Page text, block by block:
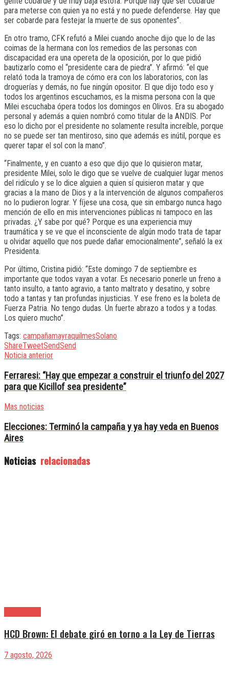
para meterse con quien ya no está y no puede defenderse. Hay que
ser cobarde para festejar la muerte de sus oponentes”.
En otro tramo, CFK refutó a Milei cuando anoche dijo que lo de las
coimas de la hermana con los remedios de las personas con
discapacidad era una opereta de la oposición, por lo que pidió
bautizarlo como el “presidente cara de piedra”. Y afirmó: “el que
relató toda la tramoya de cómo era con los laboratorios, con las
droguerías y demás, no fue ningún opositor. El que dijo todo eso y
todos los argentinos escuchamos, es la misma persona con la que
Milei escuchaba ópera todos los domingos en Olivos. Era su abogado
personal y además a quien nombró como titular de la ANDIS. Por
eso lo dicho por el presidente no solamente resulta increíble, porque
no se puede ser tan mentiroso, sino que además es inútil, porque es
querer tapar el sol con la mano”.
“Finalmente, y en cuanto a eso que dijo que lo quisieron matar,
presidente Milei, solo le digo que se vuelve de cualquier lugar menos
del ridículo y se lo dice alguien a quien sí quisieron matar y que
gracias a la mano de Dios y a la intervención de algunos compañeros
no lo pudieron lograr. Y fíjese una cosa, que sin embargo nunca hago
mención de ello en mis intervenciones públicas ni tampoco en las
privadas. ¿Y sabe por qué? Porque es una experiencia muy
traumática y se ve que el inconsciente de algún modo trata de tapar
u olvidar aquello que nos puede dañar emocionalmente”, señaló la ex
Presidenta.
Por último, Cristina pidió: “Este domingo 7 de septiembre es
importante que todos vayan a votar. Es necesario ponerle un freno a
tanto insulto, a tanto agravio, a tanto maltrato y desatino, y sobre
todo a tantas y tan profundas injusticias. Y ese freno es la boleta de
Fuerza Patria. No tengo dudas. Un fuerte abrazo a todos y a todas.
Los quiero mucho”.
Tags: campañamayraquilmesSolano
ShareTweetSendSend
Noticia anterior
Ferraresi: “Hay que empezar a construir el triunfo del 2027
para que Kicillof sea presidente”
Mas noticias
Elecciones: Terminó la campaña y ya hay veda en Buenos
Aires
Noticias relacionadas
HCD Brown: El debate giró en torno a la Ley de Tierras
7 agosto, 2026